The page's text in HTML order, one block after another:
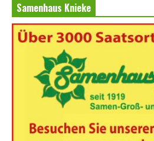
Samenhaus Knieke